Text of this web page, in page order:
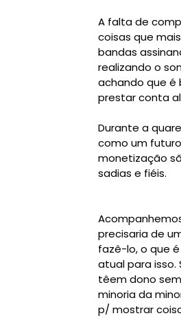
A falta de
coisas que
bandas
realizando o
achando que é
prestar conta
Durante a
como um
monetização
precisaria de
fazê-lo, o que
atual para isso.
têem dono
minoria da
p/ mostrar